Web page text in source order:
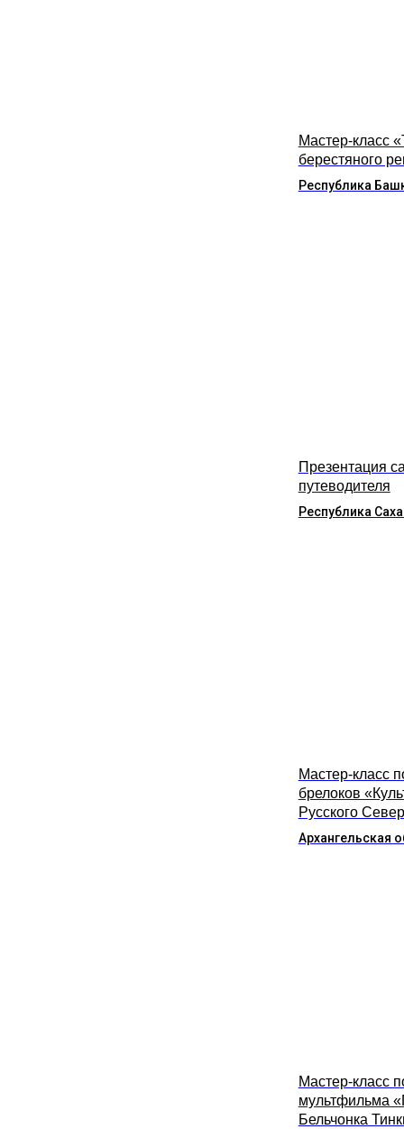
Мастер-класс
берестяного
Республика
Презентация
путеводителя
Республика
Мастер-класс
брелоков
Русского
Архангельская
Мастер-класс
мультфильма
Бельчонка